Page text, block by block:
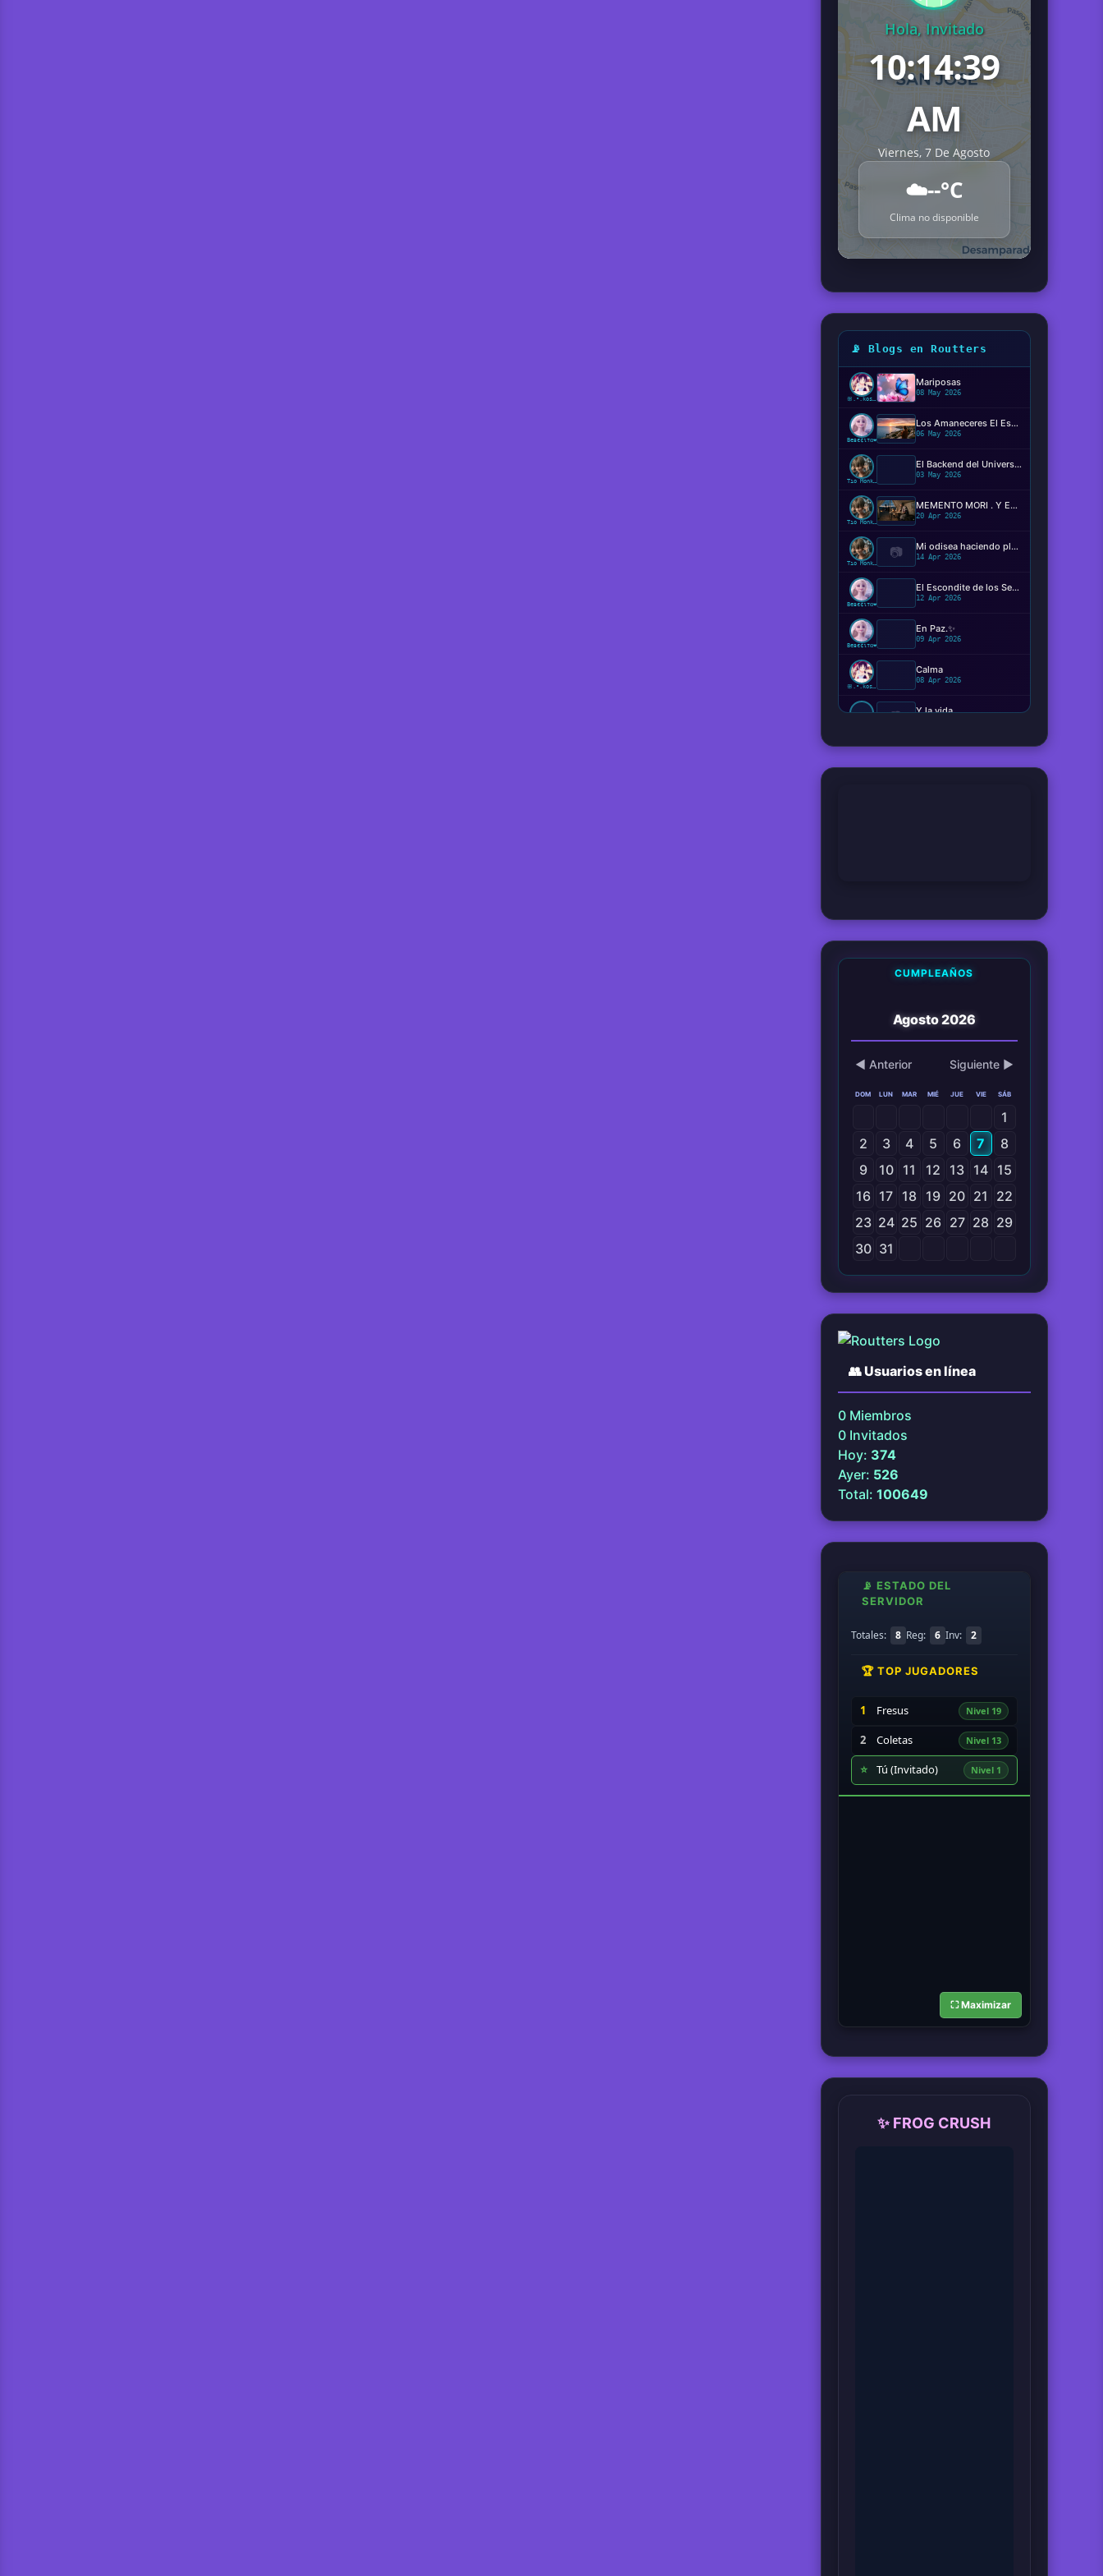
Hola, Invitado
10:14:40
AM
Viernes, 7 De Agosto
☁️--°C
Clima no disponible
📡 Blogs en Routters
ꕥ.•.kosaki.•.🦋
Mariposas
08 May 2026
Beвє¢ιтα❤️
Los Amaneceres El Espectáculo Silencioso ✨️
06 May 2026
Tío Monkey
El Backend del Universo: Determinismo, Conciencia y el Código de la Realidad
03 May 2026
Tío Monkey
MEMENTO MORI . Y EL MIEDO DE MORIR?
20 Apr 2026
Tío Monkey
📷 Mi odisea haciendo plugins
14 Apr 2026
Beвє¢ιтα❤️
El Escondite de los Sentimientos
12 Apr 2026
Beвє¢ιтα❤️
En Paz.✨️
09 Apr 2026
ꕥ.•.kosaki.•.🦋
Calma
08 Apr 2026
📷 Y la vida...
Tío Monkey
Hemos viajado verdaderamente en el tiempo ?
CUMPLEAÑOS
Agosto 2026
◀ Anterior Siguiente ▶
DOM LUN MAR MIÉ JUE VIE SÁB
1
2
3 4 5 6 7
8
9
10 11 12 13 14 15
16 17 18 19 20 21
22
23 24 25 26 27 28 29
30 31
👥Usuarios en línea
0 Miembros
0 Invitados
Hoy: 374
Ayer: 526
Total: 100649
📡 ESTADO DEL
SERVIDOR
Totales: 8 Reg: 6 Inv: 2
🏆 TOP JUGADORES
1 Fresus Nivel 19
2 Coletas Nivel 13
⭐ Tú (Invitado) Nivel 1
⛶ Maximizar
✨ FROG CRUSH